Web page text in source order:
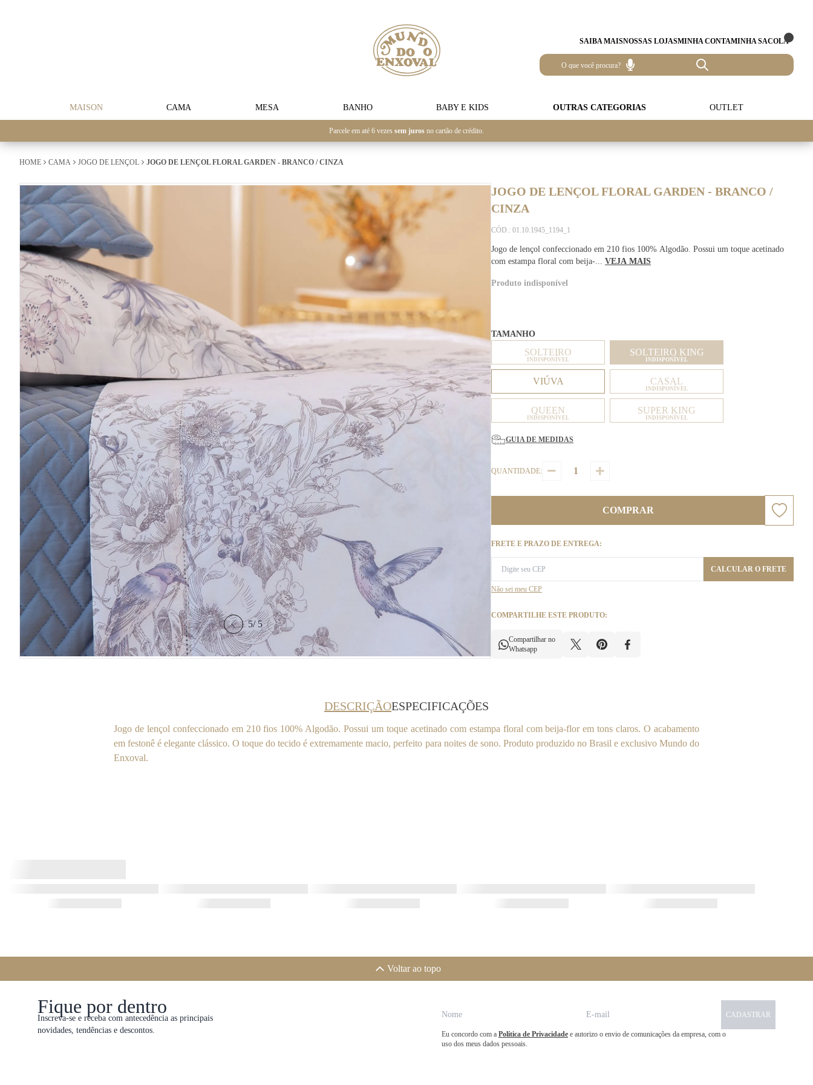
SAIBA MAISNOSSAS LOJASMINHA CONTAMINHA SACOLA
MAISON CAMA MESA BANHO BABY E KIDS OUTRAS CATEGORIAS OUTLET
Parcele em até 6 vezes sem juros no cartão de crédito.
HOME CAMA JOGO DE LENÇOL JOGO DE LENÇOL FLORAL GARDEN - BRANCO / CINZA
5/ 5
JOGO DE LENÇOL FLORAL GARDEN - BRANCO /
CINZA
CÓD.: 01.10.1945_1194_1
Jogo de lençol confeccionado em 210 fios 100% Algodão. Possui um toque acetinado
com estampa floral com beija-... VEJA MAIS
Produto indisponível
TAMANHO
SOLTEIRO
INDISPONÍVEL
SOLTEIRO KING
INDISPONÍVEL
VIÚVA CASAL
INDISPONÍVEL
QUEEN
INDISPONÍVEL
SUPER KING
INDISPONÍVEL
GUIA DE MEDIDAS
QUANTIDADE:
COMPRAR
FRETE E PRAZO DE ENTREGA:
CALCULAR O FRETE
Não sei meu CEP
COMPARTILHE ESTE PRODUTO:
Compartilhar no
Whatsapp
DESCRIÇÃOESPECIFICAÇÕES
Jogo de lençol confeccionado em 210 fios 100% Algodão. Possui um toque acetinado com estampa floral com beija-flor em tons claros. O acabamento
em festonê é elegante clássico. O toque do tecido é extremamente macio, perfeito para noites de sono. Produto produzido no Brasil e exclusivo Mundo do
Enxoval.
Voltar ao topo
Fique por dentro
Inscreva-se e receba com antecedência as principais
novidades, tendências e descontos.
CADASTRAR
Eu concordo com a Política de Privacidade e autorizo o envio de comunicações da empresa, com o
uso dos meus dados pessoais.